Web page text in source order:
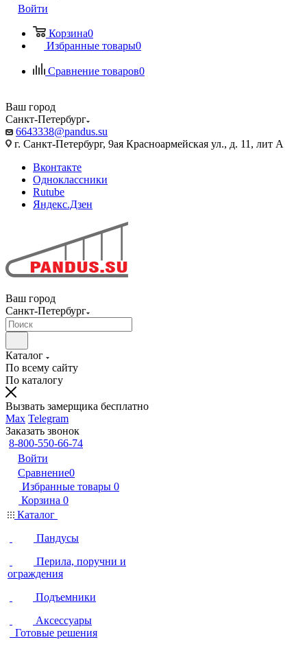
Войти
Корзина0
Избранные товары0
Сравнение товаров0
Ваш город
Санкт-Петербург
6643338@pandus.su
г. Санкт-Петербург, 9ая Красноармейская ул., д. 11, лит А
Вконтакте
Одноклассники
Rutube
Яндекс.Дзен
Ваш город
Санкт-Петербург
Каталог
По всему сайту
По каталогу
Вызвать замерщика бесплатно
Max Telegram
Заказать звонок
8-800-550-66-74
Войти
Сравнение0
Избранные товары 0
Корзина 0
Каталог
Пандусы
Перила, поручни и
ограждения
Подъемники
Аксессуары
Готовые решения